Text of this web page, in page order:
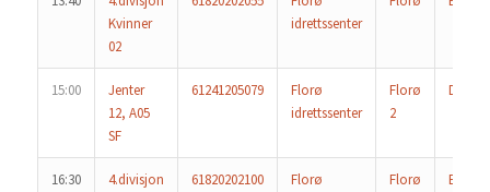
Kvinner
02
idrettssenter
15:00
Jenter
12, A05
SF
61241205079
Florø
idrettssenter
Florø
2
Dale
16:30
4.divisjon
61820202100
Florø
Florø
Eid